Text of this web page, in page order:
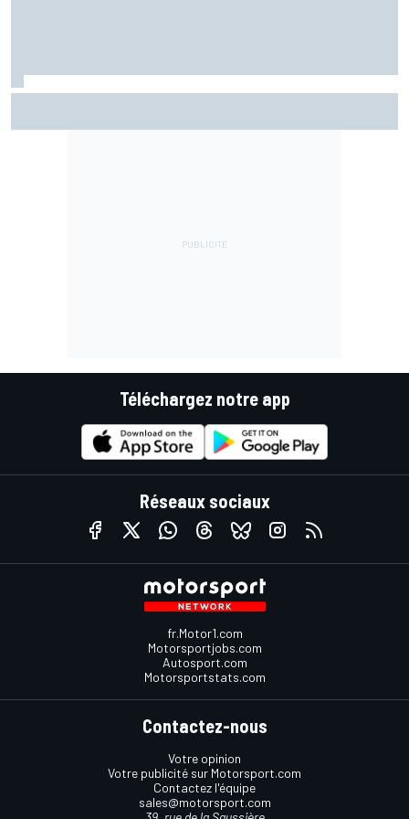
Téléchargez notre app
Réseaux sociaux
fr.Motor1.com
Motorsportjobs.com
Autosport.com
Motorsportstats.com
Contactez-nous
Votre opinion
Votre publicité sur Motorsport.com
Contactez l'équipe
sales@motorsport.com